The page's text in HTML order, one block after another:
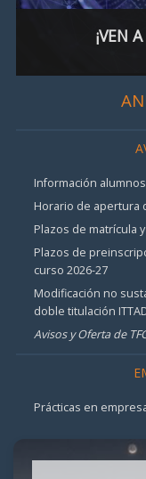
¡VEN
Información
Horario de apertura
Plazos de matrícula
Plazos de
curso 2026-27
Modificación no
doble titulación
Avisos y Oferta de
Prácticas en